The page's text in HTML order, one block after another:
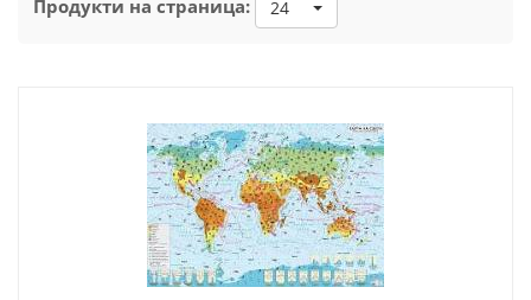
Продукти на страница: 24